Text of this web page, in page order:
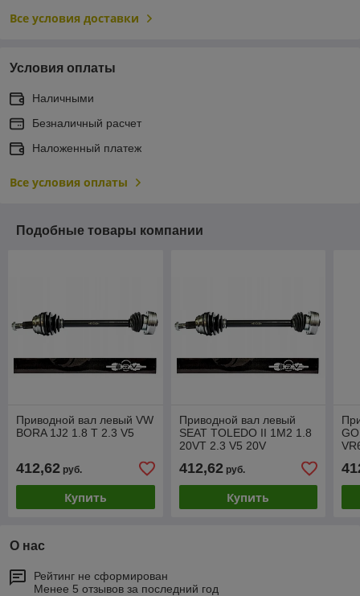
Все условия доставки
Условия оплаты
Наличными
Безналичный расчет
Наложенный платеж
Все условия оплаты
Подобные товары компании
Приводной вал левый VW
BORA 1J2 1.8 T 2.3 V5
412,62 руб.
Купить
Приводной вал левый
SEAT TOLEDO II 1M2 1.8
20VT 2.3 V5 20V
412,62руб.
Купить
О нас
Рейтинг не сформирован
Менее 5 отзывов за последний год